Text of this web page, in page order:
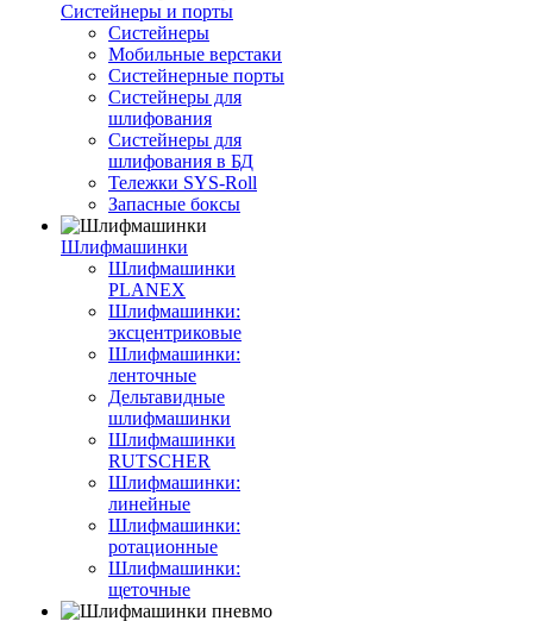
Систейнеры и порты
Систейнеры
Мобильные верстаки
Систейнерные порты
Систейнеры для
шлифования
Систейнеры для
шлифования в БД
Тележки SYS-Roll
Запасные боксы
Шлифмашинки
Шлифмашинки
PLANEX
Шлифмашинки:
эксцентриковые
Шлифмашинки:
ленточные
Дельтавидные
шлифмашинки
Шлифмашинки
RUTSCHER
Шлифмашинки:
линейные
Шлифмашинки:
ротационные
Шлифмашинки:
щеточные